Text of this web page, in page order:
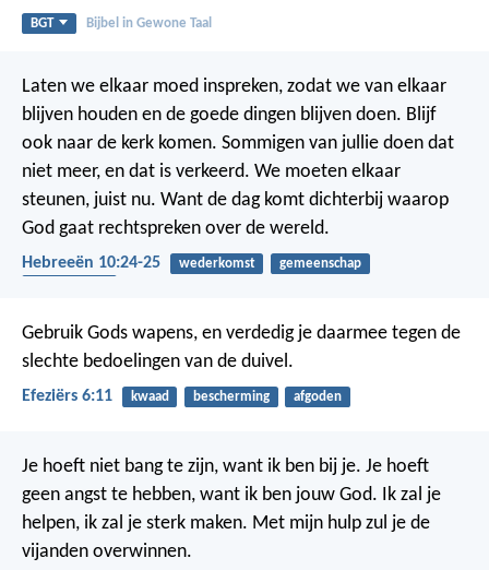
BGT Bijbel in Gewone Taal
Laten we elkaar moed inspreken, zodat we van elkaar
blijven houden en de goede dingen blijven doen. Blijf
ook naar de kerk komen. Sommigen van jullie doen dat
niet meer, en dat is verkeerd. We moeten elkaar
steunen, juist nu. Want de dag komt dichterbij waarop
God gaat rechtspreken over de wereld.
Hebreeën 10:24-25 wederkomst
gemeenschap
Gebruik Gods wapens, en verdedig je daarmee tegen de
slechte bedoelingen van de duivel.
Efeziërs 6:11 kwaad bescherming afgoden
Je hoeft niet bang te zijn, want ik ben bij je. Je hoeft
geen angst te hebben, want ik ben jouw God. Ik zal je
helpen, ik zal je sterk maken. Met mijn hulp zul je de
vijanden overwinnen.